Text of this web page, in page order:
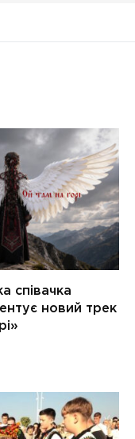
співачка
новий трек